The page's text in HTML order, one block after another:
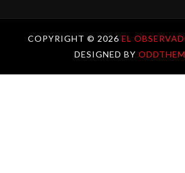
COPYRIGHT © 2026 EL
DESIGNED BY